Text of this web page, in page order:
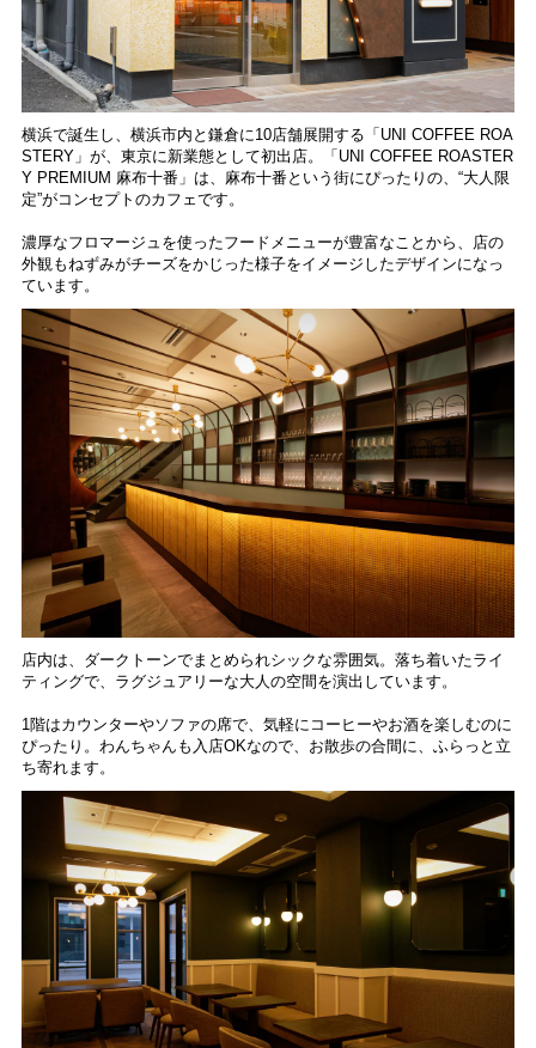
横浜で誕生し、横浜市内と鎌倉に10店舗展開する「UNI COFFEE ROA
STERY」が、東京に新業態として初出店。「UNI COFFEE ROASTER
Y PREMIUM 麻布十番」は、麻布十番という街にぴったりの、“大人限
定”がコンセプトのカフェです。
濃厚なフロマージュを使ったフードメニューが豊富なことから、店の
外観もねずみがチーズをかじった様子をイメージしたデザインになっ
ています。
店内は、ダークトーンでまとめられシックな雰囲気。落ち着いたライ
ティングで、ラグジュアリーな大人の空間を演出しています。
1階はカウンターやソファの席で、気軽にコーヒーやお酒を楽しむのに
ぴったり。わんちゃんも入店OKなので、お散歩の合間に、ふらっと立
ち寄れます。